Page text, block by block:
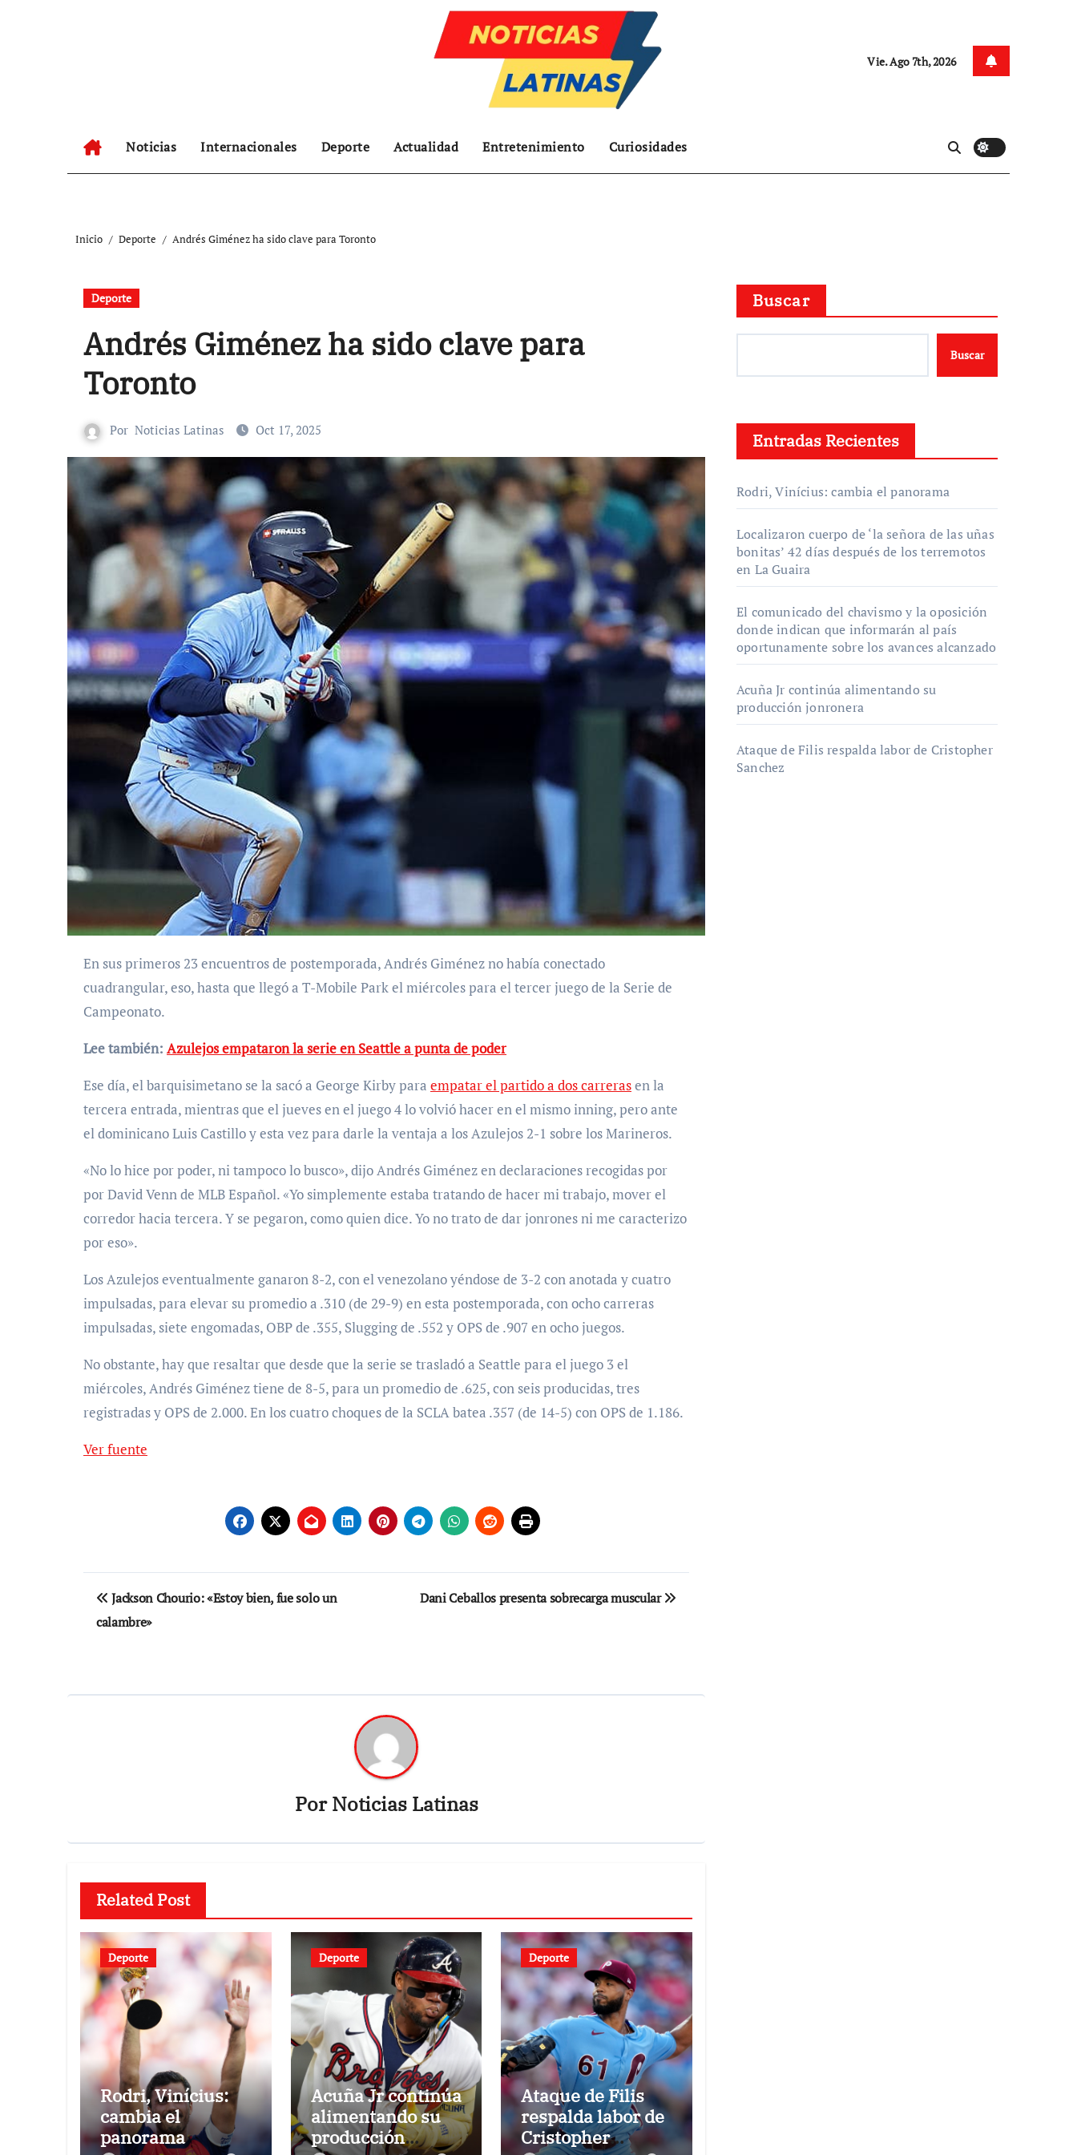
Vie. Ago 7th, 2026
Noticias Internacionales Deporte Actualidad Entretenimiento Curiosidades
Inicio Deporte Andrés Giménez ha sido clave para Toronto
Deporte
Andrés Giménez ha sido clave para
Toronto
Por Noticias Latinas Oct 17, 2025
En sus primeros 23 encuentros de postemporada, Andrés Giménez no había conectado
cuadrangular, eso, hasta que llegó a T-Mobile Park el miércoles para el tercer juego de la Serie de
Campeonato.
Lee también: Azulejos empataron la serie en Seattle a punta de poder
Ese día, el barquisimetano se la sacó a George Kirby para empatar el partido a dos carrerasen la
tercera entrada, mientras que el jueves en el juego 4 lo volvió hacer en el mismo inning, pero ante
el dominicano Luis Castillo y esta vez para darle la ventaja a los Azulejos 2-1 sobre los Marineros.
«No lo hice por poder, ni tampoco lo busco», dijo Andrés Giménez en declaraciones recogidas por
por David Venn de MLB Español. «Yo simplemente estaba tratando de hacer mi trabajo, mover el
corredor hacia tercera. Y se pegaron, como quien dice. Yo no trato de dar jonrones ni me caracterizo
por eso».
Los Azulejos eventualmente ganaron 8-2, con el venezolano yéndose de 3-2 con anotada y cuatro
impulsadas, para elevar su promedio a .310 (de 29-9) en esta postemporada, con ocho carreras
impulsadas, siete engomadas, OBP de .355, Slugging de .552 y OPS de .907 en ocho juegos.
No obstante, hay que resaltar que desde que la serie se trasladó a Seattle para el juego 3 el
miércoles, Andrés Giménez tiene de 8-5, para un promedio de .625, con seis producidas, tres
registradas y OPS de 2.000. En los cuatro choques de la SCLA batea .357 (de 14-5) con OPS de 1.186.
Ver fuente
Navegación
de
Jackson Chourio: «Estoy bien, fue solo un
calambre»
Dani Ceballos presenta sobrecarga muscular
PorNoticias Latinas
Related Post
Deporte
Rodri, Vinícius:
cambia el
panorama
Deporte
Acuña Jr continúa
alimentando su
producción
Deporte
Ataque de Filis
respalda labor de
Cristopher
Buscar
Buscar
Entradas Recientes
Rodri, Vinícius: cambia el panorama
Localizaron cuerpo de ‘la señora de las uñas
bonitas’ 42 días después de los terremotos
en La Guaira
El comunicado del chavismo y la oposición
donde indican que informarán al país
oportunamente sobre los avances alcanzado
Acuña Jr continúa alimentando su
producción jonronera
Ataque de Filis respalda labor de Cristopher
Sanchez